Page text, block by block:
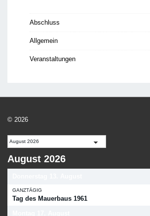
Abschluss
Allgemein
Veranstaltungen
© 2026
August 2026
GANZTÄGIG
Tag des Mauerbaus 1961